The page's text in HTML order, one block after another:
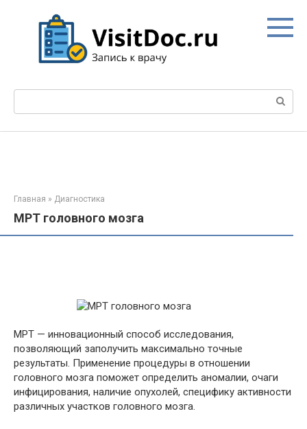
Поиск:
Главная » Диагностика
МРТ головного мозга
МРТ — инновационный способ исследования,
позволяющий заполучить максимально точные
результаты. Применение процедуры в отношении
головного мозга поможет определить аномалии, очаги
инфицирования, наличие опухолей, специфику активности
различных участков головного мозга.